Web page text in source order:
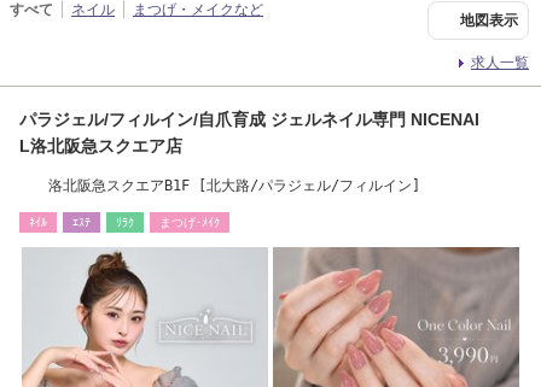
地図表示
すべて ネイル まつげ・メイクなど
求人一覧
パラジェル/フィルイン/自爪育成 ジェルネイル専門 NICENAI
L洛北阪急スクエア店
洛北阪急スクエアB1F [北大路/パラジェル/フィルイン]
ﾈｲﾙ ｴｽﾃ ﾘﾗｸ まつげ･ﾒｲｸ